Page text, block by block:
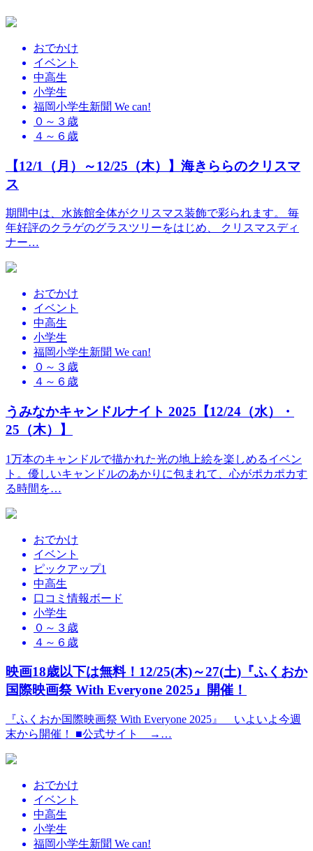
おでかけ
イベント
中高生
小学生
福岡小学生新聞 We can!
０～３歳
４～６歳
【12/1（月）～12/25（木）】海きららのクリスマ
ス
期間中は、水族館全体がクリスマス装飾で彩られます。 毎
年好評のクラゲのグラスツリーをはじめ、 クリスマスディ
ナー…
おでかけ
イベント
中高生
小学生
福岡小学生新聞 We can!
０～３歳
４～６歳
うみなかキャンドルナイト 2025【12/24（水）・
25（木）】
1万本のキャンドルで描かれた光の地上絵を楽しめるイベン
ト。優しいキャンドルのあかりに包まれて、心がポカポカす
る時間を…
おでかけ
イベント
ピックアップ1
中高生
口コミ情報ボード
小学生
０～３歳
４～６歳
映画18歳以下は無料！12/25(木)～27(土)『ふくおか
国際映画祭 With Everyone 2025』開催！
『ふくおか国際映画祭 With Everyone 2025』 いよいよ今週
末から開催！ ■公式サイト →…
おでかけ
イベント
中高生
小学生
福岡小学生新聞 We can!